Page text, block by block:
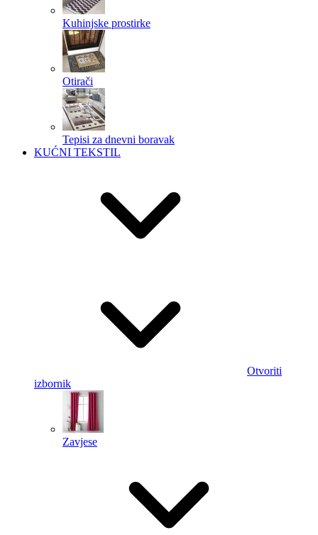
Kuhinjske prostirke
Otirači
Tepisi za dnevni boravak
KUĆNI TEKSTIL
Otvoriti
izbornik
Zavjese